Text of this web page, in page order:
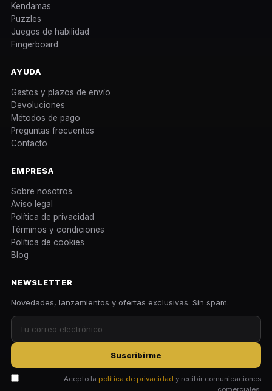
Kendamas
Puzzles
Juegos de habilidad
Fingerboard
AYUDA
Gastos y plazos de envío
Devoluciones
Métodos de pago
Preguntas frecuentes
Contacto
EMPRESA
Sobre nosotros
Aviso legal
Política de privacidad
Términos y condiciones
Política de cookies
Blog
NEWSLETTER
Novedades, lanzamientos y ofertas exclusivas. Sin spam.
Suscribirme
Acepto la política de privacidad y recibir comunicaciones
comerciales.